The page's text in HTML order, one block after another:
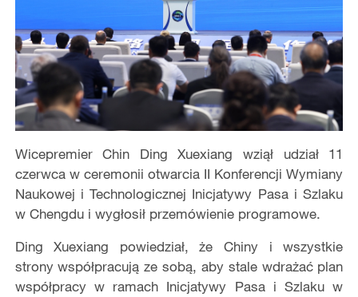
Wicepremier Chin Ding Xuexiang wziął udział 11
czerwca w ceremonii otwarcia II Konferencji Wymiany
Naukowej i Technologicznej Inicjatywy Pasa i Szlaku
w Chengdu i wygłosił przemówienie programowe.
Ding Xuexiang powiedział, że Chiny i wszystkie
strony współpracują ze sobą, aby stale wdrażać plan
współpracy w ramach Inicjatywy Pasa i Szlaku w